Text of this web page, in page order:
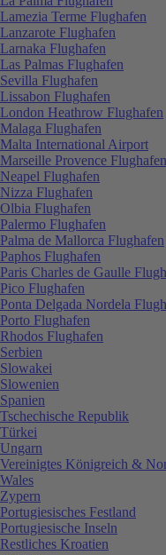
Lamezia Terme Flughafen
Lanzarote Flughafen
Larnaka Flughafen
Las Palmas Flughafen
Sevilla Flughafen
Lissabon Flughafen
London Heathrow Flughafen
Malaga Flughafen
Malta International Airport
Marseille Provence Flughafen
Neapel Flughafen
Nizza Flughafen
Olbia Flughafen
Palermo Flughafen
Palma de Mallorca Flughafen
Paphos Flughafen
Paris Charles de Gaulle
Pico Flughafen
Ponta Delgada Nordela
Porto Flughafen
Rhodos Flughafen
Serbien
Slowakei
Slowenien
Spanien
Tschechische Republik
Türkei
Ungarn
Vereinigtes Königreich &
Wales
Zypern
Portugiesisches Festland
Portugiesische Inseln
Restliches Kroatien